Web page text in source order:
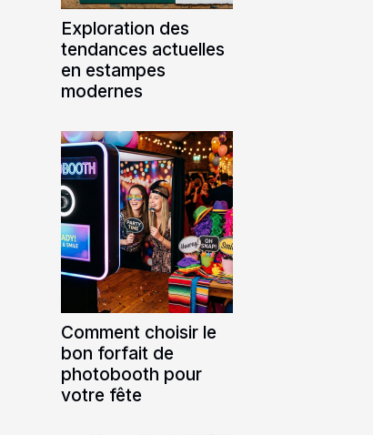
Exploration des
tendances actuelles
en estampes
modernes
Comment choisir le
bon forfait de
photobooth pour
votre fête